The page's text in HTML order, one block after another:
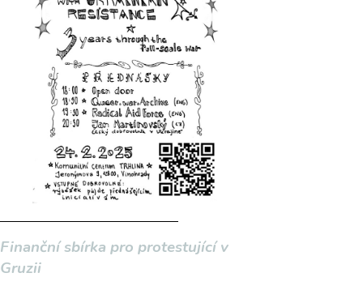
Finanční sbírka pro protestující v
Gruzii